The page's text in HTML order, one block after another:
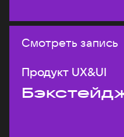
Смотреть запись
Продукт UX&UI